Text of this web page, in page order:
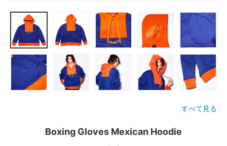
すべて見る
Boxing Gloves Mexican Hoodie